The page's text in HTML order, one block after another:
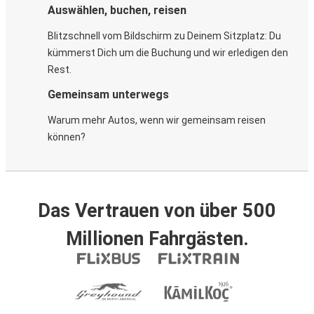
Auswählen, buchen, reisen
Blitzschnell vom Bildschirm zu Deinem Sitzplatz: Du
kümmerst Dich um die Buchung und wir erledigen den
Rest.
Gemeinsam unterwegs
Warum mehr Autos, wenn wir gemeinsam reisen
können?
Das Vertrauen von über 500
Millionen Fahrgästen.